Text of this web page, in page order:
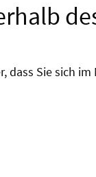
Sie sich